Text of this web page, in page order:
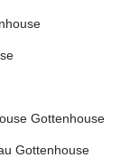
Gottenhouse
Gottenhouse